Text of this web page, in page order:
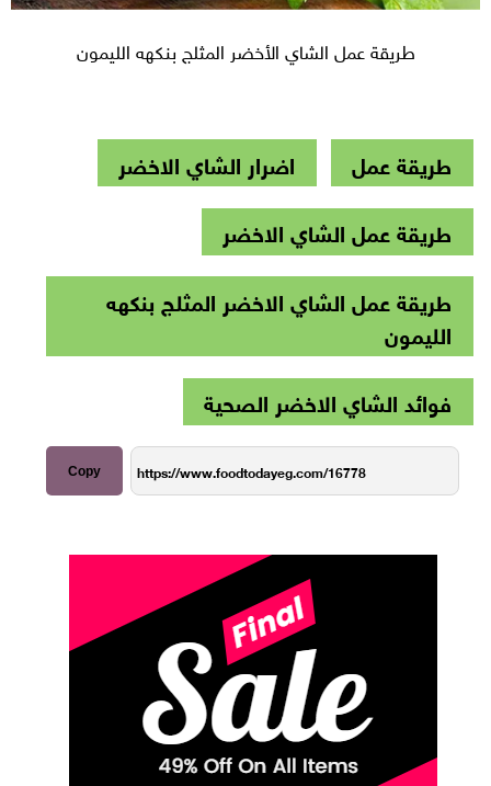
طريقة عمل الشاي الأخضر المثلج بنكهه الليمون
طريقة عمل
اضرار الشاي الاخضر
طريقة عمل الشاي الاخضر
طريقة عمل الشاي الاخضر المثلج بنكهه
الليمون
فوائد الشاي الاخضر الصحية
Copy